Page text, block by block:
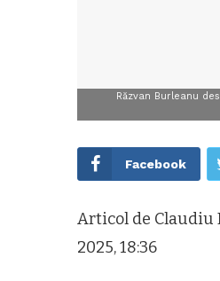
Răzvan Burleanu
Facebook
Articol de Claudiu
2025, 18:36